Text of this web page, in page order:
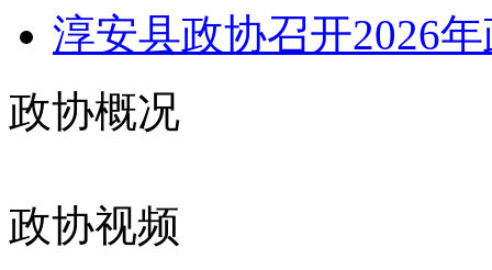
淳安县政协召开2026
政协概况
政协视频